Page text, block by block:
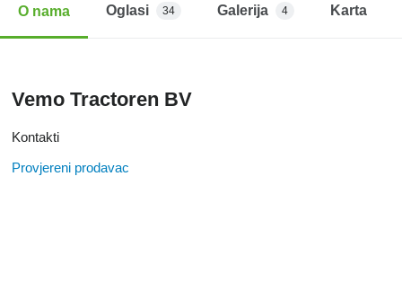
O nama Oglasi 34 Galerija 4 Karta
Vemo Tractoren BV
Kontakti
Provjereni prodavac